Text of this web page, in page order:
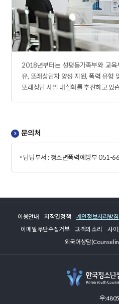
2018년부터는 성평등가족부와 교
유, 또래상담자 양성 지원, 폭력 유형
또래상담 사업 내실화를 추진하고 있
문의처
담당부서 : 청소년폭력예방부 051-
이용안내 저작권정책 개인정보처리방침
이메일 무단수집거부
고객의 소리 사
외국어상담
우